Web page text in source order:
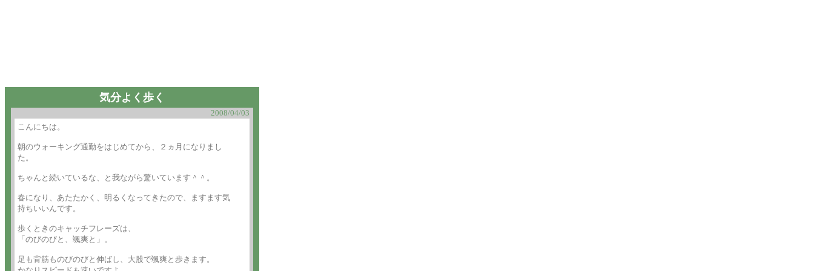
気分よく歩く
2008/04/03
こんにちは。
朝のウォーキング通勤をはじめてから、２ヵ月になりまし
た。
ちゃんと続いているな、と我ながら驚いています＾＾。
春になり、あたたかく、明るくなってきたので、ますます気
持ちいいんです。
歩くときのキャッチフレーズは、
「のびのびと、颯爽と」。
足も背筋ものびのびと伸ばし、大股で颯爽と歩きます。